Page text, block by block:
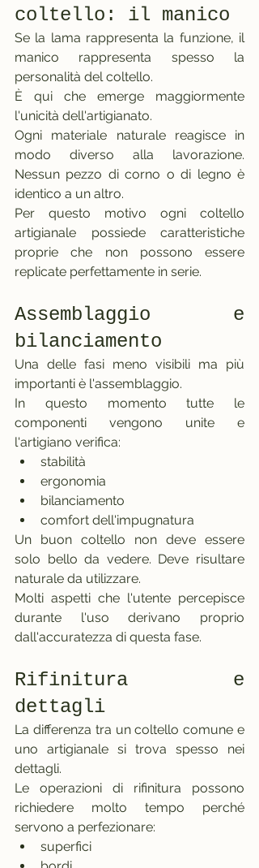
coltello: il manico
Se la lama rappresenta la funzione, il
manico rappresenta spesso la
personalità del coltello.
È qui che emerge maggiormente
l'unicità dell'artigianato.
Ogni materiale naturale reagisce in
modo diverso alla lavorazione.
Nessun pezzo di corno o di legno è
identico a un altro.
Per questo motivo ogni coltello
artigianale possiede caratteristiche
proprie che non possono essere
replicate perfettamente in serie.
Assemblaggio e
bilanciamento
Una delle fasi meno visibili ma più
importanti è l'assemblaggio.
In questo momento tutte le
componenti vengono unite e
l'artigiano verifica:
stabilità
ergonomia
bilanciamento
comfort dell'impugnatura
Un buon coltello non deve essere
solo bello da vedere. Deve risultare
naturale da utilizzare.
Molti aspetti che l'utente percepisce
durante l'uso derivano proprio
dall'accuratezza di questa fase.
Rifinitura e
dettagli
La differenza tra un coltello comune e
uno artigianale si trova spesso nei
dettagli.
Le operazioni di rifinitura possono
richiedere molto tempo perché
servono a perfezionare:
superfici